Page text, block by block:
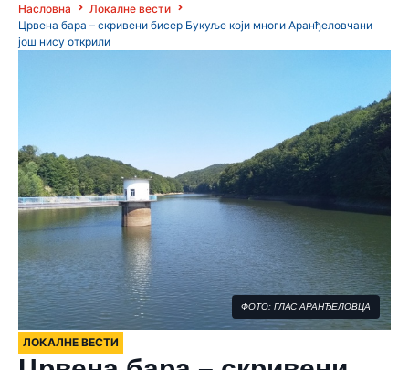
Насловна
Локалне вести
Црвена бара – скривени бисер Букуље који многи Аранђеловчани
још нису открили
ФОТО: ГЛАС АРАНЂЕЛОВЦА
ЛОКАЛНЕ ВЕСТИ